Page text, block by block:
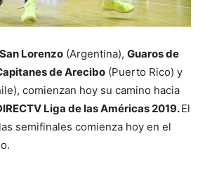
San Lorenzo (Argentina), Guaros de
de Arecibo (Puerto Rico) y
comienzan hoy su camino hacia
Liga de las Américas 2019.El
semifinales comienza hoy en el